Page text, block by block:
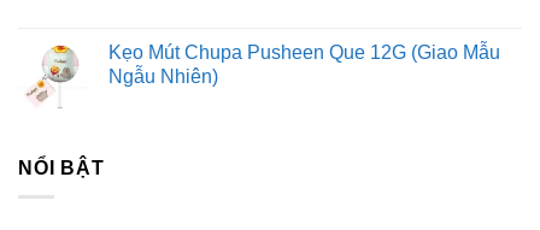
Kẹo Mút Chupa Pusheen Que 12G (Giao Mẫu
Ngẫu Nhiên)
NỔI BẬT